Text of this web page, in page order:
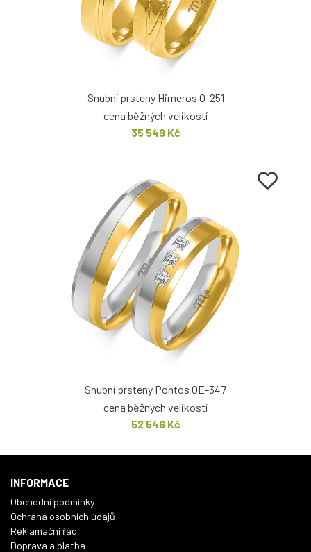
Snubní prsteny Himeros O-251
cena běžných velikostí
35 549 Kč
Snubní prsteny Pontos OE-347
cena běžných velikostí
52 546 Kč
INFORMACE
Obchodní podmínky
Ochrana osobních údajů
Reklamační řád
Doprava a platba